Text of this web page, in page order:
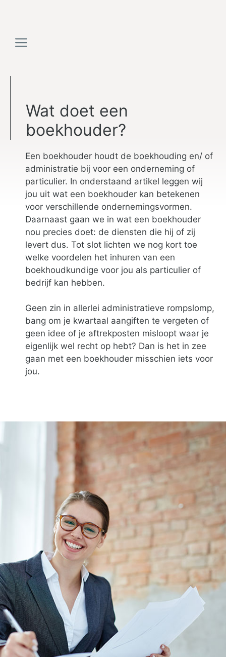
inhoudMenu
Wat doet een
boekhouder?
Een boekhouder houdt de boekhouding en/ of
administratie bij voor een onderneming of
particulier. In onderstaand artikel leggen wij
jou uit wat een boekhouder kan betekenen
voor verschillende ondernemingsvormen.
Daarnaast gaan we in wat een boekhouder
nou precies doet: de diensten die hij of zij
levert dus. Tot slot lichten we nog kort toe
welke voordelen het inhuren van een
boekhoudkundige voor jou als particulier of
bedrijf kan hebben.
Geen zin in allerlei administratieve rompslomp,
bang om je kwartaal aangiften te vergeten of
geen idee of je aftrekposten misloopt waar je
eigenlijk wel recht op hebt? Dan is het in zee
gaan met een boekhouder misschien iets voor
jou.